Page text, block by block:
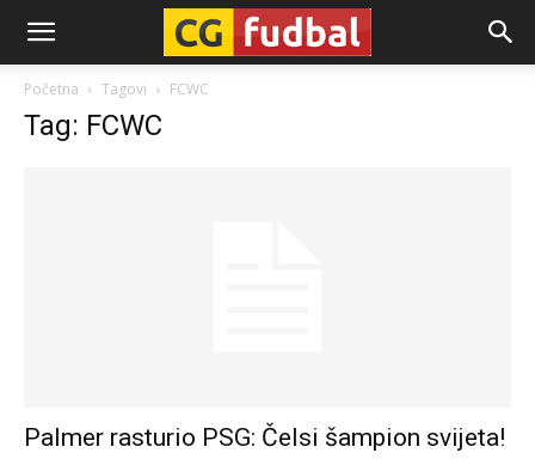
CG-
Fudbal
Početna Tagovi FCWC
Tag: FCWC
Palmer rasturio PSG: Čelsi šampion svijeta!